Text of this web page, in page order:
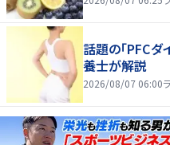
話題の「PFCダ
養士が解説
2026/08/07 06:00